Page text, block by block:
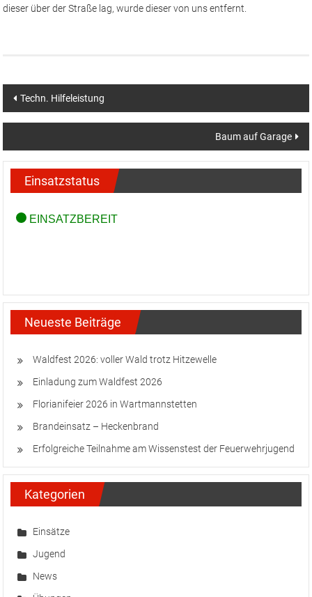
dieser über der Straße lag, wurde dieser von uns entfernt.
Beitragsnavigation
Techn. Hilfeleistung
Baum auf Garage
Einsatzstatus
Neueste Beiträge
Waldfest 2026: voller Wald trotz Hitzewelle
Einladung zum Waldfest 2026
Florianifeier 2026 in Wartmannstetten
Brandeinsatz – Heckenbrand
Erfolgreiche Teilnahme am Wissenstest der Feuerwehrjugend
Kategorien
Einsätze
Jugend
News